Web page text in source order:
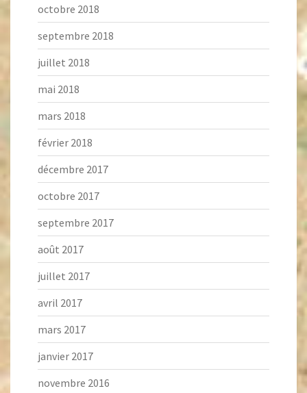
octobre 2018
septembre 2018
juillet 2018
mai 2018
mars 2018
février 2018
décembre 2017
octobre 2017
septembre 2017
août 2017
juillet 2017
avril 2017
mars 2017
janvier 2017
novembre 2016